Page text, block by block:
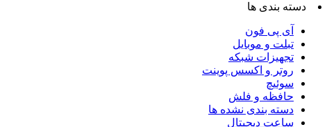
دسته بندی ها
آی پی فون
تبلت و موبایل
تجهیزات شبکه
روتر و اکسس پوینت
سوئیچ
حافظه و فلش
دسته بندی نشده ها
ساعت دیجیتال